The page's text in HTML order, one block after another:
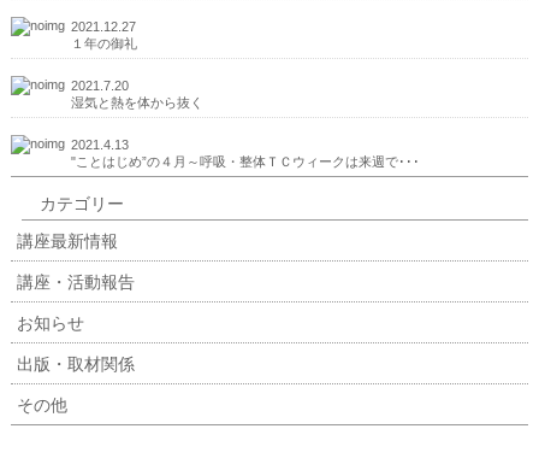
2021.12.27
１年の御礼
2021.7.20
湿気と熱を体から抜く
2021.4.13
"ことはじめ”の４月～呼吸・整体ＴＣウィークは来週で･･･
カテゴリー
講座最新情報
講座・活動報告
お知らせ
出版・取材関係
その他